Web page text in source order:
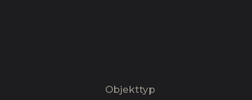
Objekttyp